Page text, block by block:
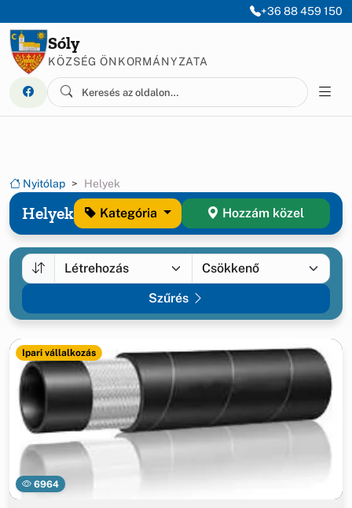
+36 88 459 150
Sóly
KÖZSÉG ÖNKORMÁNYZATA
Nyitólap Helyek
Helyek Kategória Hozzám közel
Szűrés
6964
Ipari vállalkozás